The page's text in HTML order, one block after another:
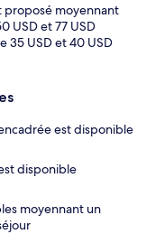
proposé moyennant
USD et 77 USD
35 USD et 40 USD
est disponible
disponible
moyennant un